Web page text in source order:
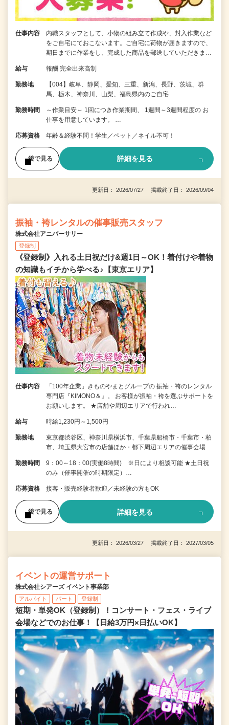
仕事内容
内職スタッフとして、小物の組み立て作成や、封入作業など
をご自宅にておこないます。ご自宅に荷物が届きますので、
期日までに作業をし、完成した商品を郵送していただきま…
給与 報酬 完全出来高制
勤務地
【004】岐阜、静岡、愛知、三重、新潟、長野、茨城、群
馬、栃木、神奈川、山梨、福島県内のご自宅
勤務時間
～作業目安～ 1回につき作業期間、 1週間～3週間程度の お
仕事を用意しています。 …
応募資格 年齢＆経験不問！学生／ペット／ネイル不可！
後で見る 詳細を見る
更新日： 2026/07/27 掲載終了日： 2026/09/04
振袖・袴レンタルの催事販売スタッフ
株式会社アニバーサリー
登録制
《登録制》入れる土日祝だけ&週1日～OK！着付けや着物
の知識もイチから学べる♪【東京エリア】
仕事内容
「100年企業」きものやまとグループの 振袖・袴のレンタル
専門店『KIMONO＆』。 お客様が振袖・袴を選ぶサポートを
お願いします。 ★店舗や周辺エリアで行われ…
給与 時給1,230円～1,500円
勤務地
東京都渋谷区、神奈川県横浜市、千葉県船橋市・千葉市・柏
市、埼玉県大宮市の店舗ほか・都下周辺エリアの催事会場
勤務時間
9：00～18：00(実働8時間) ※日により相談可能 ★土日祝
のみ（催事開催の時期限定）…
応募資格 接客・販売経験者歓迎／未経験の方もOK
後で見る 詳細を見る
更新日： 2026/03/27 掲載終了日： 2027/03/05
イベントの運営サポート
株式会社シアーズ イベント事業部
アルバイト パート 登録制
短期・単発OK（登録制）！コンサート・フェス・ライブ
会場などでのお仕事！【日給3万円×日払いOK】